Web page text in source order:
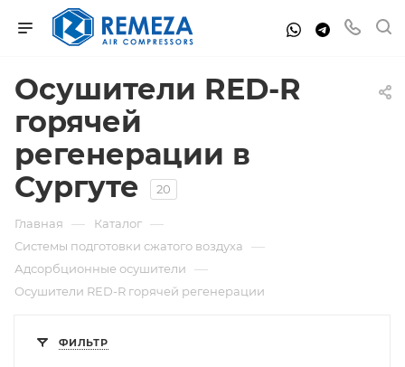
Осушители RED-R
горячей
регенерации в
Сургуте
20
Главная — Каталог —
Системы подготовки сжатого воздуха —
Адсорбционные осушители —
Осушители RED-R горячей регенерации
ФИЛЬТР